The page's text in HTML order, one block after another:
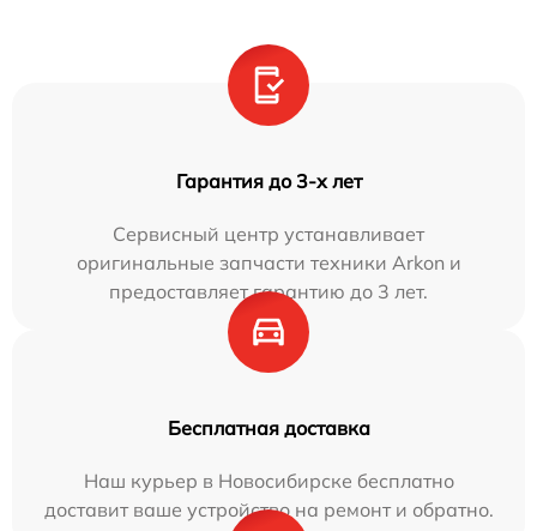
Гарантия до 3-х лет
Сервисный центр устанавливает
оригинальные запчасти техники Arkon и
предоставляет гарантию до 3 лет.
Бесплатная доставка
Наш курьер в Новосибирске бесплатно
доставит ваше устройство на ремонт и обратно.